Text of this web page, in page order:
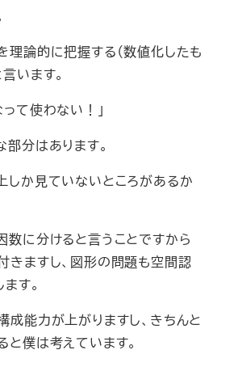
理論的に把握する（数値化したも
います。
て使わない！」
分はあります。
しか見ていないところがあるか
数に分けると言うことですから
きますし、図形の問題も空間認
す。
成能力が上がりますし、きちんと
僕は考えています。